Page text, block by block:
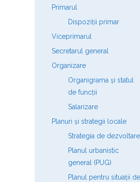
Primarul
Dispoziții primar
Viceprimarul
Secretarul general
Organizare
Organigrama și statul
de funcții
Salarizare
Planuri și strategii locale
Strategia de dezvoltare
Planul urbanistic
general (PUG)
Planul pentru situații de